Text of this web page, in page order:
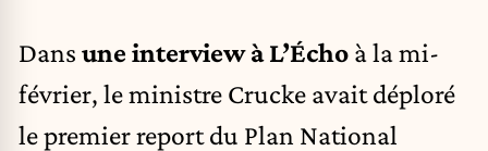
Dans une interview à L’Écho à la mi-
février, le ministre Crucke avait déploré
le premier report du Plan National